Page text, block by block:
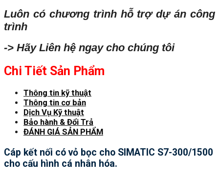
Luôn có chương trình hỗ trợ dự án công
trình
-> Hãy Liên hệ ngay cho chúng tôi
Chi Tiết Sản Phẩm
Thông tin kỹ thuật
Thông tin cơ bản
Dịch Vụ Kỹ thuật
Bảo hành & Đổi Trả
ĐÁNH GIÁ SẢN PHẨM
Cáp kết nối có vỏ bọc cho SIMATIC S7-300/1500
cho cấu hình cá nhân hóa.